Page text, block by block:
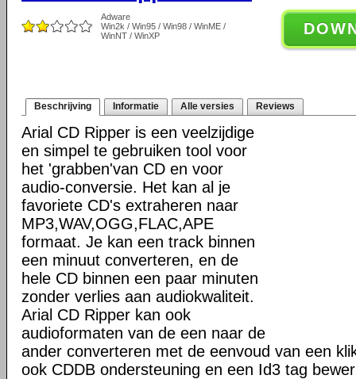
Adware
Win2k / Win95 / Win98 / WinME /
WinNT / WinXP
Beschrijving Informatie Alle versies Reviews
Arial CD Ripper is een veelzijdige
en simpel te gebruiken tool voor
het 'grabben'van CD en voor
audio-conversie. Het kan al je
favoriete CD's extraheren naar
MP3,WAV,OGG,FLAC,APE
formaat. Je kan een track binnen
een minuut converteren, en de
hele CD binnen een paar minuten
zonder verlies aan audiokwaliteit.
Arial CD Ripper kan ook
audioformaten van de een naar de
ander converteren met de eenvoud van een
ook CDDB ondersteuning en een Id3 tag